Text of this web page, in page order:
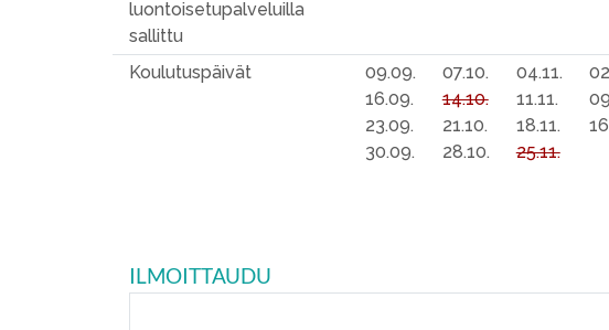
luontoisetupalveluilla
sallittu
Koulutuspäivät
09.09.
16.09.
23.09.
30.09.
07.10.
14.10.
21.10.
28.10.
04.11.
11.11.
18.11.
25.11.
ILMOITTAUDU